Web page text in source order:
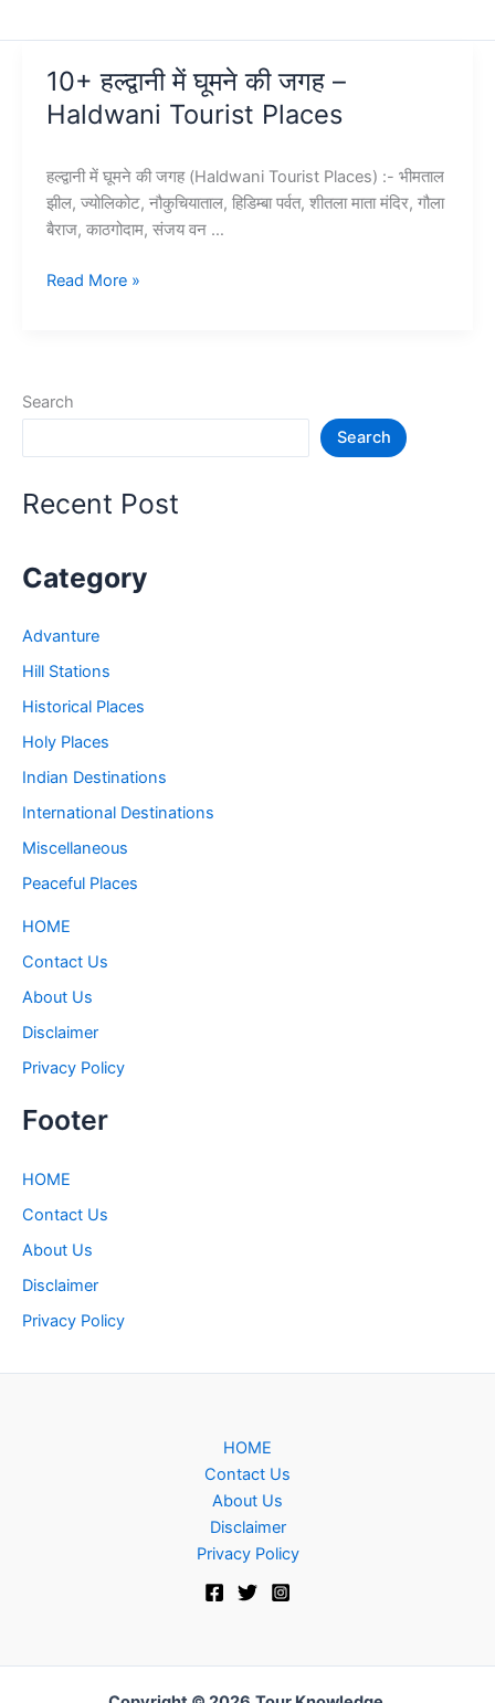
10+ हल्द्वानी में घूमने की जगह –
Haldwani Tourist Places
हल्द्वानी में घूमने की जगह (Haldwani Tourist Places) :- भीमताल
झील, ज्योलिकोट, नौकुचियाताल, हिडिम्बा पर्वत, शीतला माता मंदिर, गौला
बैराज, काठगोदाम, संजय वन …
10+
जगह
Places
Read More »
Search
Search
Recent Post
Category
Advanture
Hill Stations
Historical Places
Holy Places
Indian Destinations
International Destinations
Miscellaneous
Peaceful Places
HOME
Contact Us
About Us
Disclaimer
Privacy Policy
Footer
HOME
Contact Us
About Us
Disclaimer
Privacy Policy
HOME
Contact Us
About Us
Disclaimer
Privacy Policy